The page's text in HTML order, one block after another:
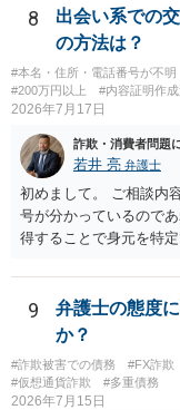
ば、最寄りの警察署に
考になれば幸いです。
8
出会い系での
の方法は？
#本名・住所・電話番号が不明
#200万円以上
#内容証明作
2026年7月17日
詐欺・消費者問題
若井 亮 弁護士
初めまして。 ご相談内
号が分かっているので
得することで身元を特
ろです。 LINEについて
りますが、携帯電話の
を特定した後は、返金
本的に贈与に該当する
当方に返金の理屈があ
た金額について、裏付
9
弁護士の態度
か？
#詐欺被害での債務 #FX詐欺
#仮想通貨詐欺
#多重債務
2026年7月15日